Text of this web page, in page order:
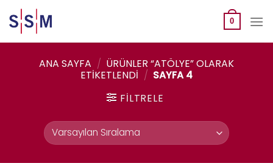
to
content
0
ANA SAYFA / ÜRÜNLER “ATÖLYE” OLARAK
ETIKETLENDI / SAYFA 4
FILTRELE